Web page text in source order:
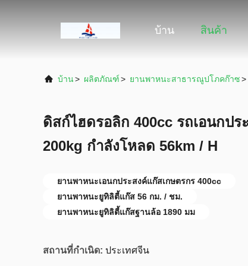
บ้าน สินค้า
บ้าน> ผลิตภัณฑ์> ยานพาหนะสาธารณูปโภคก๊าซ>
ดิสก์ไฮดรอลิก 400cc รถเอนกปร
200kg กำลังโหลด 56km / H
ยานพาหนะเอนกประสงค์แก๊สเกษตรกร 400cc
ยานพาหนะยูทิลิตี้แก๊ส 56 กม. / ชม.
ยานพาหนะยูทิลิตี้แก๊สฐานล้อ 1890 มม
สถานที่กำเนิด: ประเทศจีน